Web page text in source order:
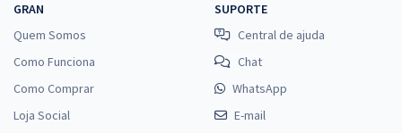
GRAN
Quem Somos
Como Funciona
Como Comprar
Loja Social
SUPORTE
Central de ajuda
Chat
WhatsApp
E-mail